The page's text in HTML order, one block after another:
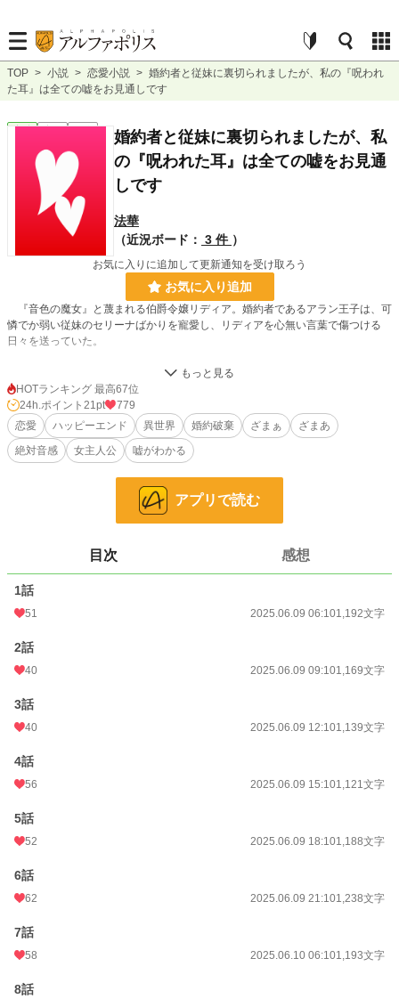
TOP > 小説 > 恋愛小説 > 婚約者と従妹に裏切られましたが、私の『呪われ
た耳』は全ての嘘をお見通しです
恋愛 完結 短編
婚約者と従妹に裏切られましたが、私
の『呪われた耳』は全ての嘘をお見通
しです
法華
（近況ボード： 3 件 ）
お気に入りに追加して更新通知を受け取ろう
お気に入り追加
『音色の魔女』と蔑まれる伯爵令嬢リディア。婚約者であるアラン王子は、可
憐でか弱い従妹のセリーナばかりを寵愛し、リディアを心無い言葉で傷つける
日々を送っていた。
そんなある夜、リディアは信じていた婚約者と従妹が、自分を貶めるために共
謀している事実を知ってしまう。彼らにとって自分は、家の利益のための道具で
しかなかったのだ。
全てを失い絶望の淵に立たされた彼女だったが、その裏切りこそが、彼女を新
たな出会いと覚醒へと導く序曲となる。
自分を裏切った者たちが耳にするのは、破滅へのレクイエム。
これは、不遇の令嬢が真実の音色を見つけ、本当の幸せを掴むまでの逆転の物
小説 26,106 位 / 228,851 件
24h.ポイント
文字数
更新日時
初回公開日時
初回完結日時
週間ポイント
年間ポイント
HOTランキング 最高67位
24h.ポイント 21pt
779
恋愛
ハッピーエンド 異世界 婚約破棄 ざまぁ
ざまあ
絶対音感
女主人公 嘘がわかる
アプリで読む
目次 感想
1話
51 2025.06.09 06:101,192文字
2話
40 2025.06.09 09:101,169文字
3話
40 2025.06.09 12:101,139文字
4話
56 2025.06.09 15:101,121文字
5話
52 2025.06.09 18:101,188文字
6話
62 2025.06.09 21:101,238文字
7話
58 2025.06.10 06:101,193文字
8話